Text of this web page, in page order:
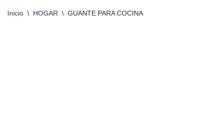
Inicio \ HOGAR \ GUANTE PARA COCINA